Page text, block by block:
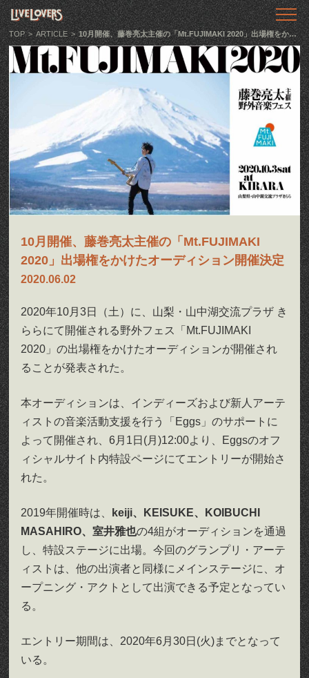
TOP
トップ
ABOUT
SHOWS
ライブ情報
LLTV
動画番組
PODCAST
音声番組
ARTICLE
TOP > ARTICLE > 10月開催、藤巻亮太主催の「Mt.FUJIMAKI 2020」出場権をかけたオーディション開催決定
10月開催、藤巻亮太主催の「Mt.FUJIMAKI
2020」出場権をかけたオーディション開催決定
2020.06.02
2020年10月3日（土）に、山梨・山中湖交流プラザ き
ららにて開催される野外フェス「Mt.FUJIMAKI
2020」の出場権をかけたオーディションが開催され
ることが発表された。
本オーディションは、インディーズおよび新人アーテ
ィストの音楽活動支援を行う「Eggs」のサポートに
よって開催され、6月1日(月)12:00より、Eggsのオフ
ィシャルサイト内特設ページにてエントリーが開始さ
れた。
2019年開催時は、
keiji、KEISUKE、KOIBUCHI
MASAHIRO、室井雅也の4組がオーディションを通過
し、特設ステージに出場。今回のグランプリ・アーテ
ィストは、他の出演者と同様にメインステージに、オ
ープニング・アクトとして出演できる予定となってい
る。
エントリー期間は、2020年6月30日(火)までとなって
いる。